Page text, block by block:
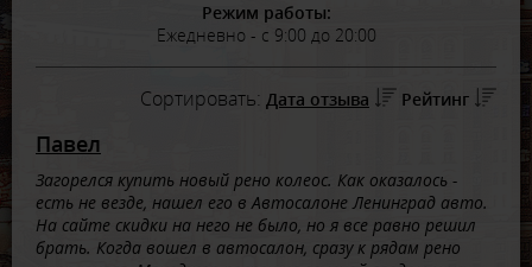
Режим работы:
Ежедневно - с 9:00 до 20:00
Сортировать: Дата отзыва Рейтинг
Павел
Загорелся купить новый рено колеос. Как оказалось -
есть не везде, нашел его в Автосалоне Ленинград авто.
На сайте скидки на него не было, но я все равно решил
брать. Когда вошел в автосалон, сразу к рядам рено